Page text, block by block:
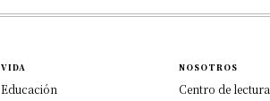
VIDA
Educación
NOSOTROS
Centro de lectura